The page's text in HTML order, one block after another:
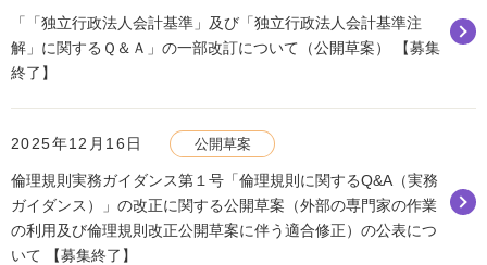
「「独立行政法人会計基準」及び「独立行政法人会計基準注
解」に関するＱ＆Ａ」の一部改訂について（公開草案） 【募集
終了】
2025年12月16日 公開草案
倫理規則実務ガイダンス第１号「倫理規則に関するQ&A（実務
ガイダンス）」の改正に関する公開草案（外部の専門家の作業
の利用及び倫理規則改正公開草案に伴う適合修正）の公表につ
いて 【募集終了】